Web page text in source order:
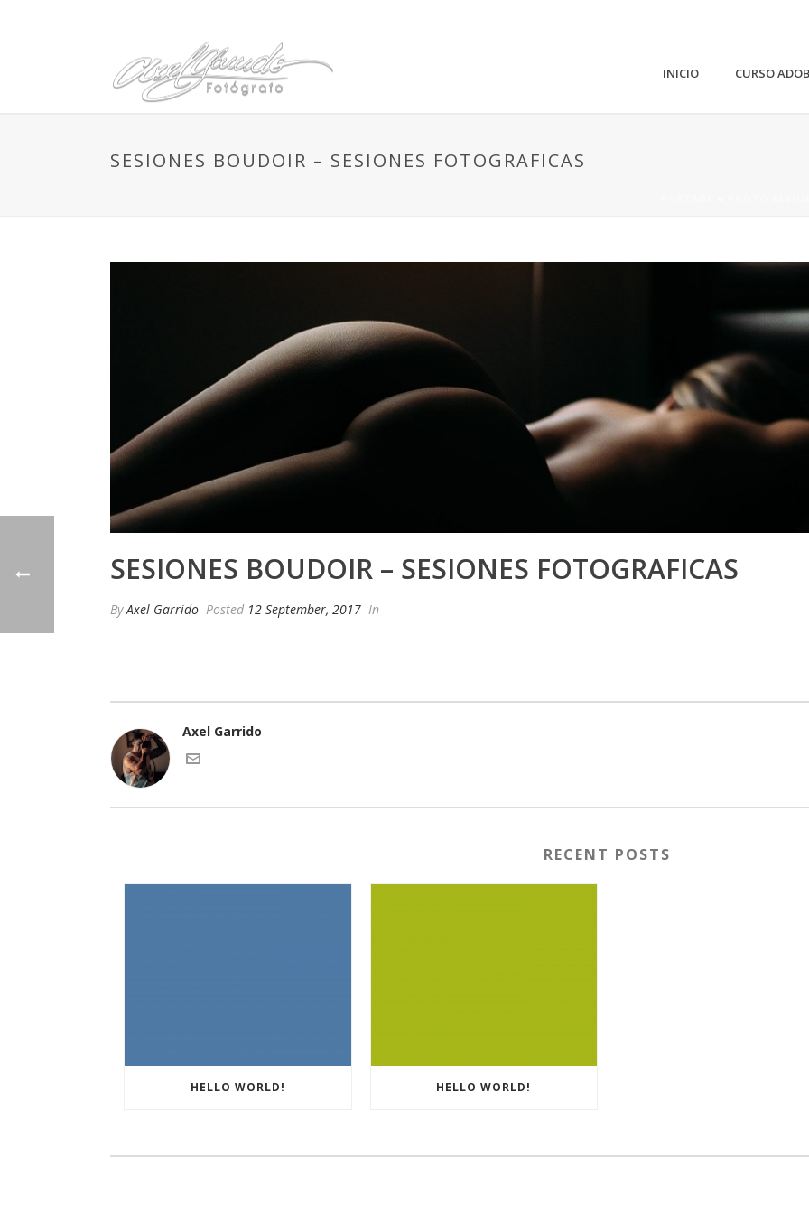
INICIO CURSO
SESIONES BOUDOIR – SESIONES FOTOGRAFICAS
SESIONES BOUDOIR – SESIONES FOTOGRAFICAS
ByAxel Garrido Posted 12 September, 2017 In
Axel Garrido
RECENT POSTS
HELLO WORLD! HELLO WORLD!